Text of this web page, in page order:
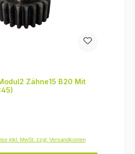
Zähne15 B20 Mit
inkl. MwSt. zzgl. Versandkosten